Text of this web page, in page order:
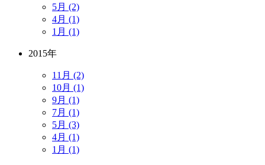
5月 (2)
4月 (1)
1月 (1)
2015年
11月 (2)
10月 (1)
9月 (1)
7月 (1)
5月 (3)
4月 (1)
1月 (1)